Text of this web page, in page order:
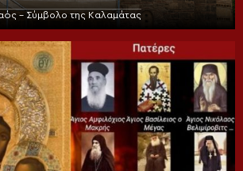
– Σύμβολο της Καλαμάτας